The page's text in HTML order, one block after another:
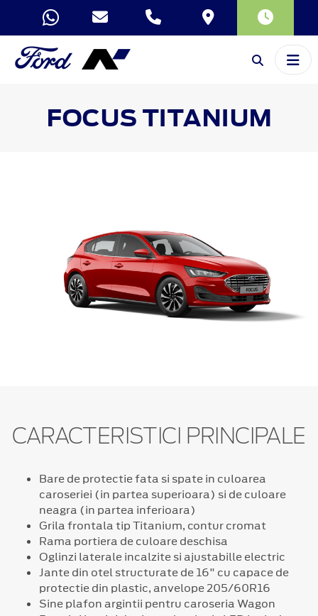
FOCUSTITANIUM
CARACTERISTICI PRINCIPALE
Bare de protectie fata si spate in culoarea
caroseriei (in partea superioara) si de culoare
neagra (in partea inferioara)
Grila frontala tip Titanium, contur cromat
Rama portiera de culoare deschisa
Oglinzi laterale incalzite si ajustabille electric
Jante din otel structurate de 16" cu capace de
protectie din plastic, anvelope 205/60R16
Sine plafon argintii pentru caroseria Wagon